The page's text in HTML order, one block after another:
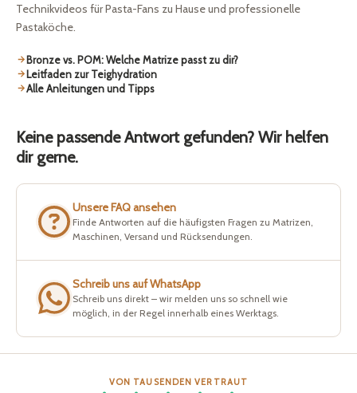
Technikvideos für Pasta-Fans zu Hause und professionelle
Pastaköche.
Bronze vs. POM: Welche Matrize passt zu dir?
Leitfaden zur Teighydration
Alle Anleitungen und Tipps
Keine passende Antwort gefunden? Wir helfen
dir gerne.
Unsere FAQ ansehen
Finde Antworten auf die häufigsten Fragen zu Matrizen,
Maschinen, Versand und Rücksendungen.
Schreib uns auf WhatsApp
Schreib uns direkt – wir melden uns so schnell wie
möglich, in der Regel innerhalb eines Werktags.
VON TAUSENDEN VERTRAUT